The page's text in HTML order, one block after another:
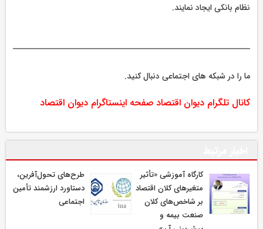
نظام بانکی ایجاد نمایند.
ما را در شبکه های اجتماعی دنبال کنید.
کانال تلگرام دیوان اقتصاد صفحه اینستاگرام دیوان اقتصاد
كارگاه آموزشی «تأثیر
متغیرهای كلان اقتصاد
بر شاخص‌های كلان
صنعت بیمه و
طرح‌های تحول‌آفرین،
دستاورد ارزشمند تأمین
اجتماعی